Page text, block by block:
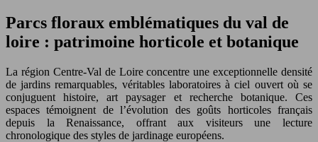
Parcs floraux emblématiques du val de
loire : patrimoine horticole et botanique
La région Centre-Val de Loire concentre une exceptionnelle densité
de jardins remarquables, véritables laboratoires à ciel ouvert où se
conjuguent histoire, art paysager et recherche botanique. Ces
espaces témoignent de l’évolution des goûts horticoles français
depuis la Renaissance, offrant aux visiteurs une lecture
chronologique des styles de jardinage européens.